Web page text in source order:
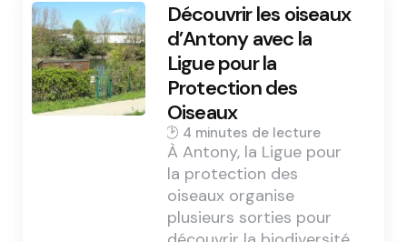
Découvrir les oiseaux
d’Antony avec la
Ligue pour la
Protection des
Oiseaux
4 min
À Antony, la Ligue pour
la protection des
oiseaux organise
plusieurs sorties pour